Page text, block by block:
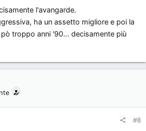
l'avangarde.
ha un assetto migliore e poi la
troppo anni '90... decisamente più
#8